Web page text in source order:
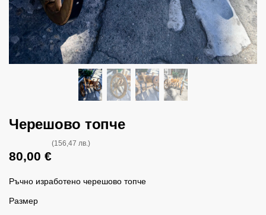
Черешово топче
80,00 €
(156,47 лв.)
Ръчно изработено черешово топче
Размер